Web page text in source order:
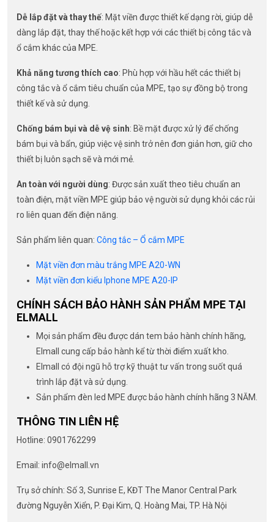
Dễ lắp đặt và thay thế: Mặt viền được thiết kế dạng rời, giúp dễ
dàng lắp đặt, thay thế hoặc kết hợp với các thiết bị công tắc và
ổ cắm khác của MPE.
Khả năng tương thích cao: Phù hợp với hầu hết các thiết bị
công tắc và ổ cắm tiêu chuẩn của MPE, tạo sự đồng bộ trong
thiết kế và sử dụng.
Chống bám bụi và dễ vệ sinh: Bề mặt được xử lý để chống
bám bụi và bẩn, giúp việc vệ sinh trở nên đơn giản hơn, giữ cho
thiết bị luôn sạch sẽ và mới mẻ.
An toàn với người dùng: Được sản xuất theo tiêu chuẩn an
toàn điện, mặt viền MPE giúp bảo vệ người sử dụng khỏi các rủi
ro liên quan đến điện năng.
Sản phẩm liên quan: Công tắc – Ổ cắm MPE
Mặt viền đơn màu trắng MPE A20-WN
Mặt viền đơn kiểu Iphone MPE A20-IP
CHÍNH SÁCH BẢO HÀNH SẢN PHẨM MPE TẠI
ELMALL
Mọi sản phẩm đều được dán tem bảo hành chính hãng,
Elmall cung cấp bảo hành kể từ thời điểm xuất kho.
Elmall có đội ngũ hỗ trợ kỹ thuật tư vấn trong suốt quá
trình lắp đặt và sử dụng.
Sản phẩm đèn led MPE được bảo hành chính hãng 3 NĂM.
THÔNG TIN LIÊN HỆ
Hotline: 0901762299
Email: info@elmall.vn
Trụ sở chính: Số 3, Sunrise E, KĐT The Manor Central Park
đường Nguyễn Xiển, P. Đại Kim, Q. Hoàng Mai, TP. Hà Nội